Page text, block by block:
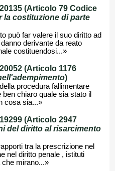
(Articolo 79 Codice
la costituzione di parte
può far valere il suo diritto ad
derivante da reato
costituendosi...»
(Articolo 1176
)
procedura fallimentare
chiaro quale sia stato il
cosa sia...»
(Articolo 2947
del diritto al risarcimento
tra la prescrizione nel
nel diritto penale , istituti
che mirano...»